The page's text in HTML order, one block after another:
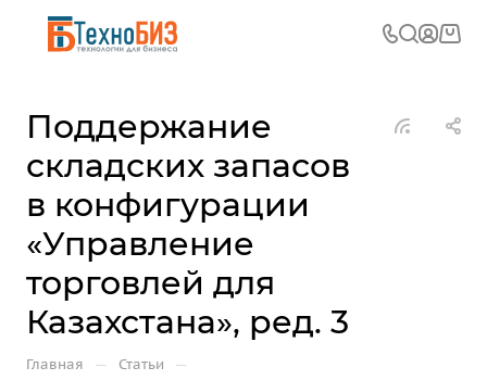
Поддержание
складских запасов
в конфигурации
«Управление
торговлей для
Казахстана», ред. 3
Главная — Статьи —